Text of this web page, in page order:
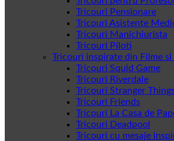
Tricouri Pensionare
Tricouri Asistente
Tricouri Manichiurista
Tricouri Piloti
Tricouri inspirate din Filme si
Tricouri Squid Game
Tricouri Riverdale
Tricouri Stranger
Tricouri Friends
Tricouri La Casa de
Tricouri Deadpool
Tricouri cu mesaje